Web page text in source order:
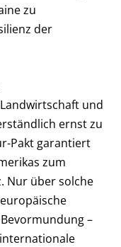
zu
der
und
ernst zu
Pakt garantiert
zum
Nur über solche
–